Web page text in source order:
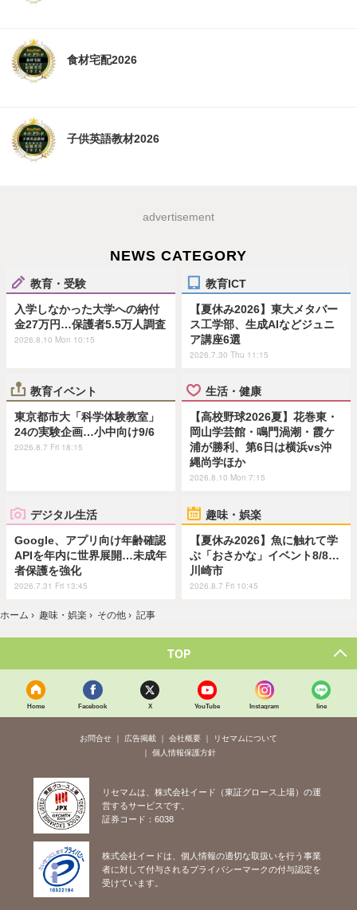
食材宅配2026
子供英語教材2026
advertisement
NEWS CATEGORY
教育・受験
入学しなかった大学への納付
金27万円…保護者5.5万人調査
2026.8.10 Mon 10:15
教育ICT
【夏休み2026】東大メタバー
ス工学部、生成AIなどジュニ
ア講座6選
2026.7.30 Thu 11:15
教育イベント
東京都市大「科学体験教室」
24の実験企画…小中向け9/6
2026.8.7 Fri 18:15
生活・健康
【高校野球2026夏】花巻東・
岡山学芸館・鳴門渦潮・霞ケ
浦が勝利、第6日は横浜vs沖
縄尚学ほか
2026.8.10 Mon 7:15
デジタル生活
Google、アプリ向け年齢確認
APIを年内に世界展開…未成年
者保護を強化
2026.7.31 Fri 13:45
趣味・娯楽
【夏休み2026】魚に触れて学
ぶ「おさかな」イベント8/8…
川崎市
2026.8.7 Fri 10:45
ホーム › 趣味・娯楽 › その他 › 記事
TOP
Home Facebook X YouTube Instagram line
お問合せ 広告掲載 会社概要
リセマムについて
個人情報保護方針
リセマムは、株式会社イード（東証グロース上場）の運
営するサービスです。
証券コード：6038
株式会社イードは、個人情報の適切な取扱いを行う事業
者に対して付与されるプライバシーマークの付与認定を
受けています。